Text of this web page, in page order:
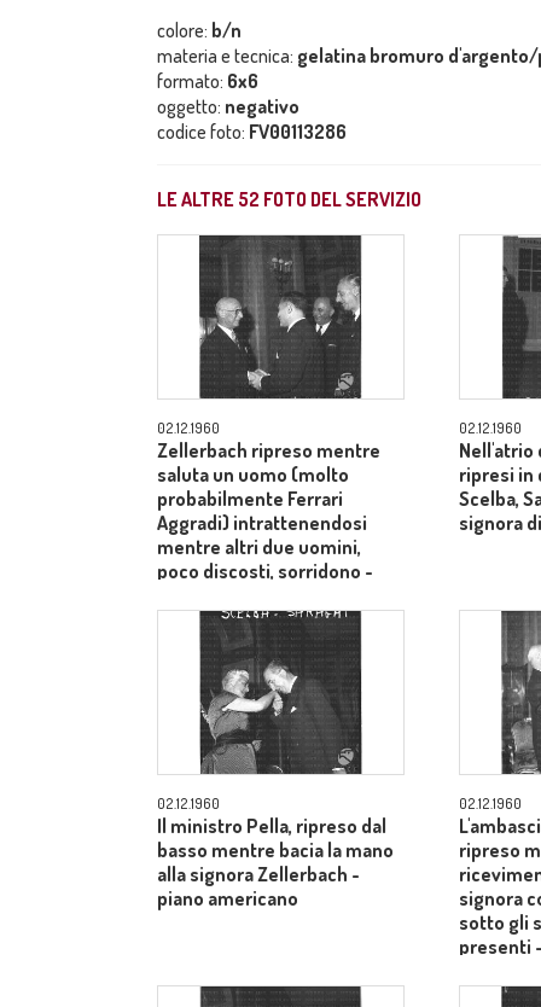
colore: b/n
materia e tecnica: gelatina bromuro
formato: 6x6
oggetto: negativo
codice foto: FV00113286
LE ALTRE 52 FOTO DEL SERVIZIO
02.12.1960
Zellerbach ripreso mentre
saluta un uomo (molto
probabilmente Ferrari
Aggradi) intrattenendosi
mentre altri due uomini,
poco discosti, sorridono -
02.12.1960
Nell'atrio
ripresi in
Scelba,
signora
02.12.1960
Il ministro Pella, ripreso dal
basso mentre bacia la mano
alla signora Zellerbach -
piano americano
02.12.1960
ripreso
signora
sotto gli
presenti